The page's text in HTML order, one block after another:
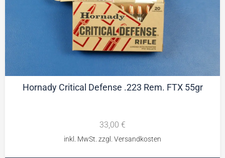
Hornady Critical Defense .223 Rem. FTX 55gr
33,00 €